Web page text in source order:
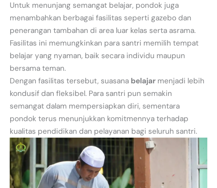
Untuk menunjang semangat belajar, pondok juga
menambahkan berbagai fasilitas seperti gazebo dan
penerangan tambahan di area luar kelas serta asrama.
Fasilitas ini memungkinkan para santri memilih tempat
belajar yang nyaman, baik secara individu maupun
bersama teman.
Dengan fasilitas tersebut, suasana belajar menjadi lebih
kondusif dan fleksibel. Para santri pun semakin
semangat dalam mempersiapkan diri, sementara
pondok terus menunjukkan komitmennya terhadap
kualitas pendidikan dan pelayanan bagi seluruh santri.